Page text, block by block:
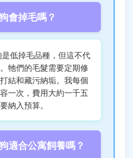
會掉毛嗎？
低掉毛品種，但這不代
牠們的毛髮需要定期修
結和藏污納垢。我每個
一次，費用大約一千五
納入預算。
適合公寓飼養嗎？